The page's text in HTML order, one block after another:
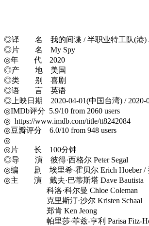
◎译 名 我的间谍 / 半职业特工队(港) /
◎片 名 My Spy
◎年 代 2020
◎产 地 美国
◎类 别 喜剧
◎语 言 英语
◎上映日期 2020-04-01(中国台湾) / 2020-
◎IMDb评分 5.9/10 from 2060 users
◎ https://www.imdb.com/title/tt8242084
◎豆瓣评分 6.0/10 from 948 users
◎
◎片 长 100分钟
◎导 演 彼得·西格尔 Peter Segal
◎编 剧 埃里希·霍贝尔 Erich Hoeber / 乔
◎主 演 戴夫·巴蒂斯塔 Dave Bautista
科洛·科尔曼 Chloe Coleman
克里斯汀·沙尔 Kristen Schaal
郑肯 Ken Jeong
帕里莎·菲兹-亨利 Parisa Fitz-